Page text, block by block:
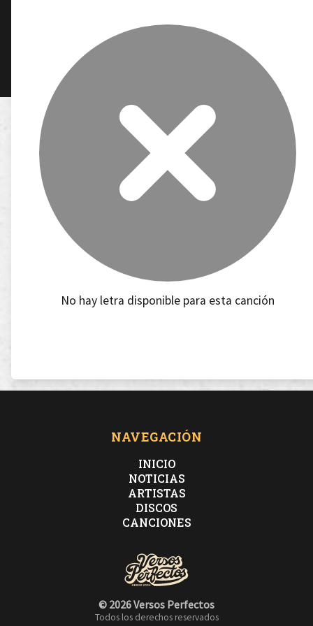
No hay letra disponible para esta canción
NAVEGACIÓN
INICIO
NOTICIAS
ARTISTAS
DISCOS
CANCIONES
© 2026 Versos Perfectos
Todos los derechos reservados